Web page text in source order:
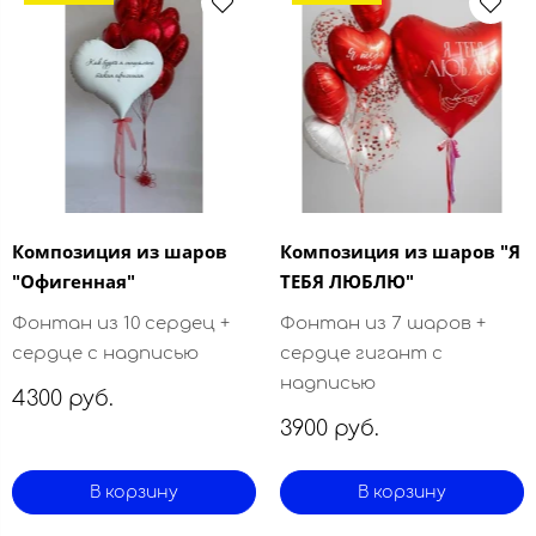
Композиция из шаров
"Офигенная"
Фонтан из 10 сердец +
сердце с надписью
4300 руб.
В корзину
Композиция из шаров "Я
ТЕБЯ ЛЮБЛЮ"
Фонтан из 7 шаров +
сердце гигант с
надписью
3900 руб.
В корзину